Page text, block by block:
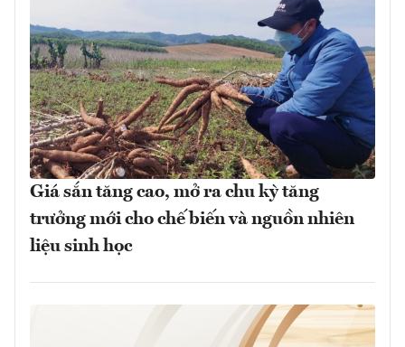
Giá sắn tăng cao, mở ra chu kỳ tăng
trưởng mới cho chế biến và nguồn nhiên
liệu sinh học